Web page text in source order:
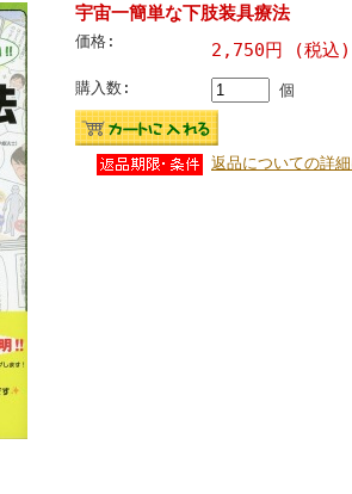
宇宙一簡単な下肢装具療法
価格: 2,750円 (税込)
購入数: 個
返品についての詳